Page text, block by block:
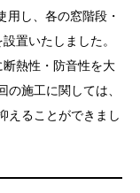
用し、各の窓階段・
置いたしました。
熱性・防音性を大
施工に関しては、
えることができまし